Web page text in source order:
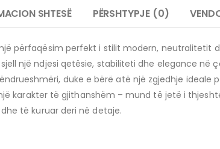
SHTESË PËRSHTYPJE (0)
përfaqësim perfekt i stilit modern, neutralitetit
një ndjesi qetësie, stabiliteti dhe elegance
duke e bërë atë një zgjedhje
karakter të gjithanshëm – mund të jetë i
të kuruar deri në detaje.